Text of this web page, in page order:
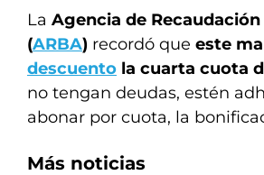
La Agencia de
(ARBA) recordó que este
descuento la cuarta cuota
no tengan deudas, estén
abonar por cuota, la
Más noticias